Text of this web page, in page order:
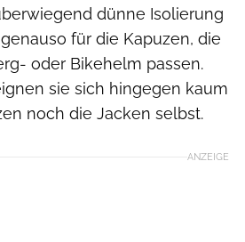
dünne Isolierung
für die Kapuzen, die
oder Bikehelm passen.
sie sich hingegen kaum
noch die Jacken selbst.
ANZEIGE